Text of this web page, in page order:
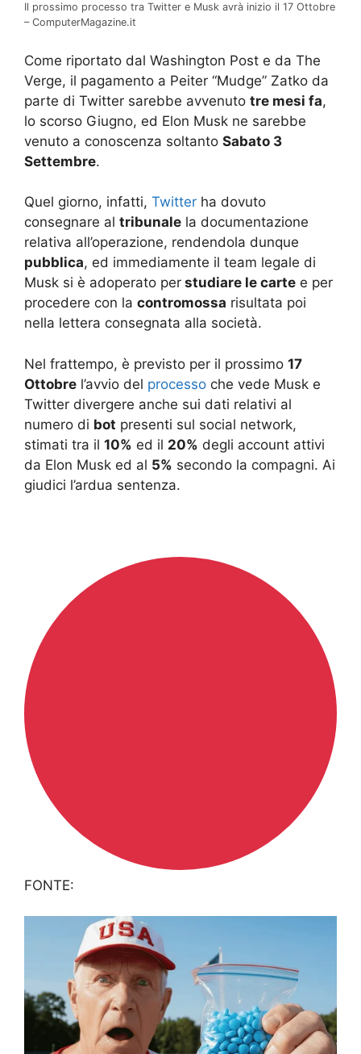
Il prossimo processo tra Twitter e Musk avrà inizio il 17 Ottobre
– ComputerMagazine.it
Come riportato dal Washington Post e da The
Verge, il pagamento a Peiter “Mudge” Zatko da
parte di Twitter sarebbe avvenuto tre mesi fa,
lo scorso Giugno, ed Elon Musk ne sarebbe
venuto a conoscenza soltanto Sabato 3
Settembre.
Quel giorno, infatti, Twitter ha dovuto
consegnare al tribunale la documentazione
relativa all’operazione, rendendola dunque
pubblica, ed immediamente il team legale di
Musk si è adoperato per studiare le carte e per
procedere con la contromossa risultata poi
nella lettera consegnata alla società.
Nel frattempo, è previsto per il prossimo 17
Ottobre l’avvio del processo che vede Musk e
Twitter divergere anche sui dati relativi al
numero di bot presenti sul social network,
stimati tra il 10% ed il 20% degli account attivi
da Elon Musk ed al 5% secondo la compagni. Ai
giudici l’ardua sentenza.
FONTE: